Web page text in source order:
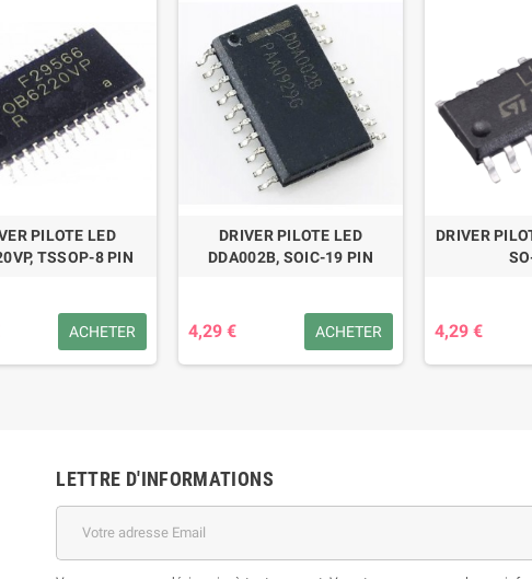
PILOTE LED
TSSOP-8 PIN
ACHETER
DRIVER PILOTE LED
DDA002B, SOIC-19 PIN
4,29 € ACHETER
DRIVER
4,29 €
LETTRE D'INFORMATIONS